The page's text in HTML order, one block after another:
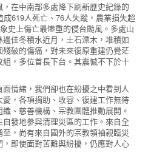
在中南部多處降下刷新歷史紀錄的
619人死亡、76人失蹤，農業損失超
史上傷亡最慘重的侵台颱風。多處山
佳冬積水近月，土石漂木，堆積如
破的傷痛，對未來復原重建仍覺茫
，多位首長下台。其震憾不下於十
情緒，我們卻也在紛擾之中看到人
，各項捐助、收容、復建工作無待
、慈善機構、宗教團體推動展開。
發地參與清理災區的工作。來自全
，尚有來自國外的宗教領袖親臨災
即使面對苦難與紛擾，仍應對人心